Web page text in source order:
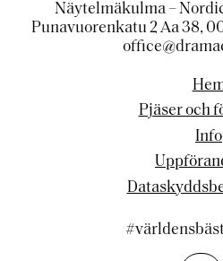
Näytelmäkulma –
Punavuorenkatu 2 Aa 38,
Pjäser och
Info